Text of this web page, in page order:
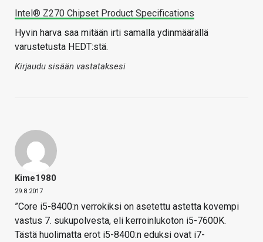
Intel® Z270 Chipset Product Specifications
Hyvin harva saa mitään irti samalla ydinmäärällä
varustetusta HEDT:stä.
Kirjaudu sisään vastataksesi
Kime1980
29.8.2017
”Core i5-8400:n verrokiksi on asetettu astetta kovempi
vastus 7. sukupolvesta, eli kerroinlukoton i5-7600K.
Tästä huolimatta erot i5-8400:n eduksi ovat i7-